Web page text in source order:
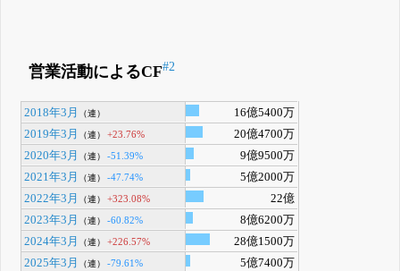
営業活動によるCF#2
2018年3月 （連）
16億5400万
2019年3月
（連） +23.76%
20億4700万
2020年3月
（連） -51.39%
9億9500万
2021年3月
（連） -47.74%
5億2000万
2022年3月
（連） +323.08%
22億
2023年3月
（連） -60.82%
8億6200万
2024年3月
（連） +226.57%
28億1500万
2025年3月
（連） -79.61%
5億7400万